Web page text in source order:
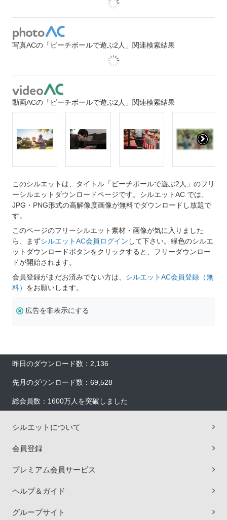
写真ACの「ビーチボールで遊ぶ2人」関連検索結果
動画ACの「ビーチボールで遊ぶ2人」関連検索結果
このシルエットは、タイトル「ビーチボールで遊ぶ2人」のフリ
ーシルエットダウンロードページです。シルエットAC では、
JPG・PNG形式の高解像度画像が無料でダウンロードし放題で
す。
このページのフリーシルエット素材・画像が気に入りました
ら、まずシルエットAC会員ログイン して下さい。緑色のシルエ
ットダウンロードボタンをクリックすると、フリーダウンロー
ドが開始されます。
会員登録がまだお済みでない方は、 シルエットAC会員登録（無
料） をお願いします。
広告を非表示にする
昨日のダウンロード数：2,136
先月のダウンロード数：69,528
総会員数：1600万人を突破しました
シルエットについて
会員登録
プレミアム会員サービス
ヘルプ＆ガイド
グループサイト